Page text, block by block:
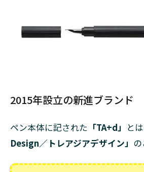
2015年設立の新進ブランド
ペン本体に記された 「TA+d」 とは
Design／トレアジアデザイン」 の